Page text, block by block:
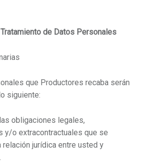
de Datos Personales
que Productores recaba serán
siguiente:
obligaciones legales,
y/o extracontractuales que se
relación jurídica entre usted y